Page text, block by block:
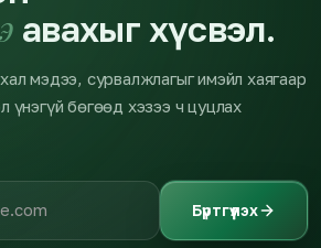
авахыг хүсвэл.
мэдээ, сурвалжлагыг имэйл хаягаар
үнэгүй бөгөөд хэзээ ч цуцлах
Бүртгүүлэх